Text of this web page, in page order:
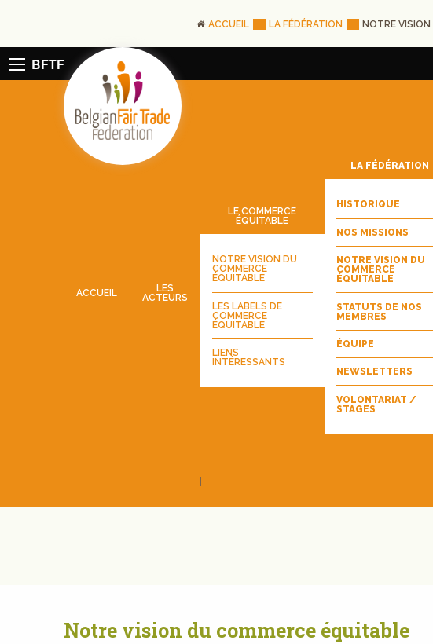
ACCUEIL LA FÉDÉRATION NOTRE
BFTF
ACCUEIL
LES
ACTEURS
LE COMMERCE
ÉQUITABLE
NOTRE VISION DU
COMMERCE
ÉQUITABLE
LES LABELS DE
COMMERCE
ÉQUITABLE
LIENS
INTÉRESSANTS
LA FÉDÉRATION
HISTORIQUE
NOS MISSIONS
NOTRE VISION DU
COMMERCE
ÉQUITABLE
STATUTS DE NOS
MEMBRES
ÉQUIPE
NEWSLETTERS
VOLONTARIAT /
STAGES
Notre vision du commerce équitable